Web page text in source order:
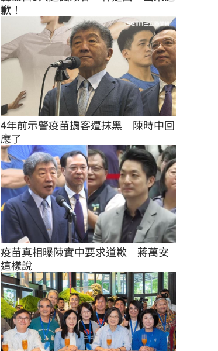
歉！
4年前示警疫苗掮客遭抹黑　陳時中回
應了
疫苗真相曝陳實中要求道歉　蔣萬安
這樣說